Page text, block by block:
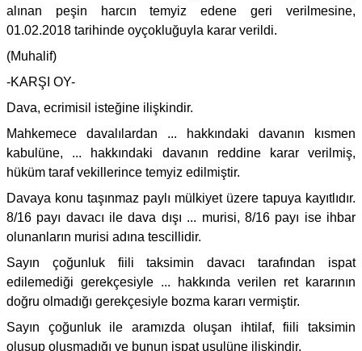
alınan peşin harcın temyiz edene geri verilmesine,
01.02.2018 tarihinde oyçokluğuyla karar verildi.
(Muhalif)
-KARŞI OY-
Dava, ecrimisil isteğine ilişkindir.
Mahkemece davalılardan ... hakkındaki davanın kısmen
kabulüne, ... hakkındaki davanın reddine karar verilmiş,
hüküm taraf vekillerince temyiz edilmiştir.
Davaya konu taşınmaz paylı mülkiyet üzere tapuya kayıtlıdır.
8/16 payı davacı ile dava dışı ... murisi, 8/16 payı ise ihbar
olunanların murisi adına tescillidir.
Sayın çoğunluk fiili taksimin davacı tarafından ispat
edilemediği gerekçesiyle ... hakkında verilen ret kararının
doğru olmadığı gerekçesiyle bozma kararı vermiştir.
Sayın çoğunluk ile aramızda oluşan ihtilaf, fiili taksimin
oluşup oluşmadığı ve bunun ispat usulüne ilişkindir.